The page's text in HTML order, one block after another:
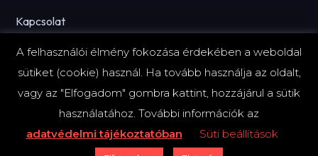
Kapcsolat
Hírlevél
© 2026 FinTechZone.hu - A FinTech Group Kft.
Adatvédelmi tájékoztató (PDF)Süti-beállítások
A felhasználói élmény fokozása érdekében a weboldal
sütiket (cookie) használ. Ha tovább használja az oldalt,
vagy az "Elfogadom" gombra kattint, hozzájárul a sütik
használatához. További információk az
adatvédelmi tájékoztatóban
Süti beállítások